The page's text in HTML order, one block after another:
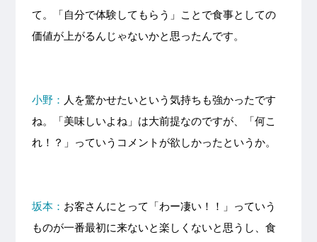
て。「自分で体験してもらう」ことで食事としての
価値が上がるんじゃないかと思ったんです。
小野： 人を驚かせたいという気持ちも強かったです
ね。「美味しいよね」は大前提なのですが、「何こ
れ！？」っていうコメントが欲しかったというか。
坂本： お客さんにとって「わー凄い！！」っていう
ものが一番最初に来ないと楽しくないと思うし、食